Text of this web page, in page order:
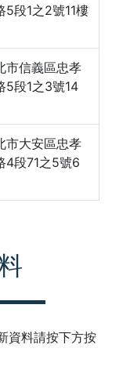
5段1之2號11樓
市信義區忠孝
5段1之3號14
市大安區忠孝
4段71之5號6
資料請按下方按